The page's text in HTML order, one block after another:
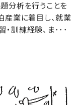
分析を行うことを
産業に着目し、就業
訓練経験、ま･･･